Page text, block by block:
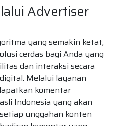
Advertiser
yang semakin ketat,
cerdas bagi Anda yang
dan interaksi secara
Melalui layanan
komentar
Indonesia yang akan
unggahan konten